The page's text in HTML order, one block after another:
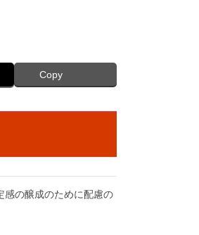
Copy
感の醸成のために配慮の